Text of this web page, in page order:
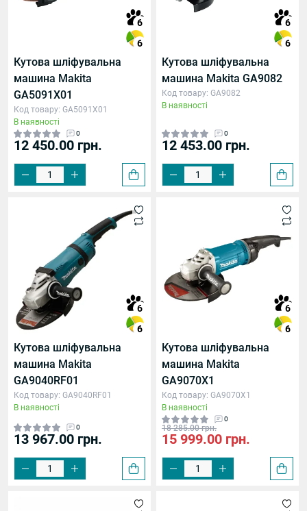
6
6
Кутова шліфувальна
машина Makita
GA5091X01
Код товару: GA5091X01
В наявності
0
12 450.00 грн.
6
6
Кутова шліфувальна
машина Makita GA9082
Код товару: GA9082
В наявності
0
12 453.00 грн.
6
6
Кутова шліфувальна
машина Makita
GA9040RF01
Код товару: GA9040RF01
В наявності
0
13 967.00 грн.
6
6
Кутова шліфувальна
машина Makita
GA9070X1
Код товару: GA9070X1
В наявності
0
18 285.00 грн.
15 999.00 грн.